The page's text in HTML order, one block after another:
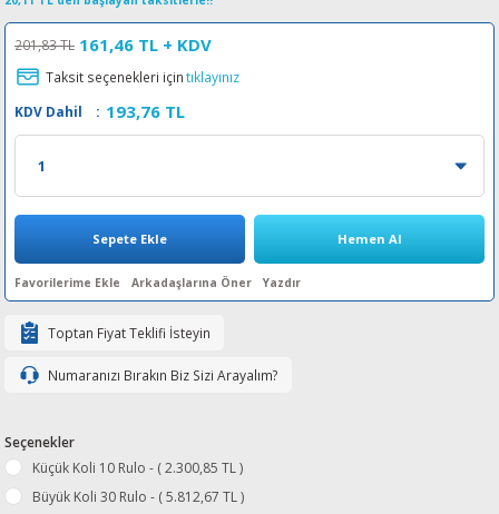
Ribon
CP
Pro
201,83 TL 161,46 TL + KDV
Taksit seçenekleri içintıklayınız
KDV Dahil
: 193,76 TL
Sepete Ekle Hemen Al
Arkadaşlarına Öner Yazdır
Toptan Fiyat Teklifi İsteyin
Numaranızı Bırakın Biz Sizi Arayalım?
Seçenekler
Küçük Koli 10 Rulo - ( 2.300,85 TL )
Büyük Koli 30 Rulo - ( 5.812,67 TL )